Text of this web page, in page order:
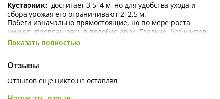
Кустарник: достигает 3,5–4 м, но для удобства ухода и
сбора урожая его ограничивают 2–2,5 м.
Побеги изначально прямостоящие, но по мере роста
никнут, превращаясь в подобие арок. Гладкие, без шипов.
Листья насыщенно-зелёные, крупные, плотные на ощупь
корневой системе высокий куст сохраняет вертикальное
Показать полностью
Отзывы
Отзывов еще никто не оставлял